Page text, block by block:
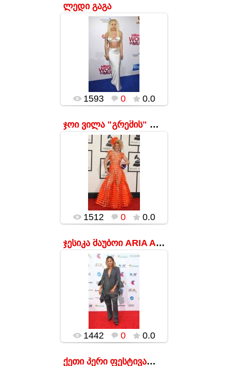
ლედი გაგა
17.01.2016
ლედი გაგა ჟურნალ
Billboard-ის
მოწყობილWomen In
Music-ის
ცერემონიაზე
რატომღაც
მომღერალმა
გადაწყვიტა, სახლ...
popularsge
1593 0 0.0
ჯოი ვილა "გრემის" დაჯილდოების ცერემონიაზე
17.01.2016
popularsge
1512 0 0.0
ჯესიკა მაუბოი ARIA Awards-ის ცერემონიაზე
17.01.2016
კრეატიულ პიჯაკს
კიდე როგორმე
შეეგუებოდი კაცი,
რომ არა
უშველებელი
შარვალი, რომელიც
მომღერალს
უფორმო და
მოკლეფეხებიან რ...
popularsge
1442 0 0.0
ქეთი პერი ფესტივალზე Coachella